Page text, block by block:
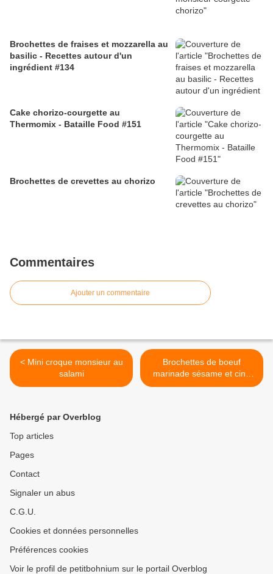
Brochettes de fraises et mozzarella au
basilic - Recettes autour d'un
ingrédient #134
Cake chorizo-courgette au
Thermomix - Bataille Food #151
Brochettes de crevettes au chorizo
Commentaires
Ajouter un commentaire
< Mini croque monsieur au
salami
Brochettes de boeuf
marinade sésame et cinq
épices >
Hébergé par Overblog
Top articles
Pages
Contact
Signaler un abus
C.G.U.
Cookies et données personnelles
Préférences cookies
Voir le profil de petitbohnium sur le portail Overblog